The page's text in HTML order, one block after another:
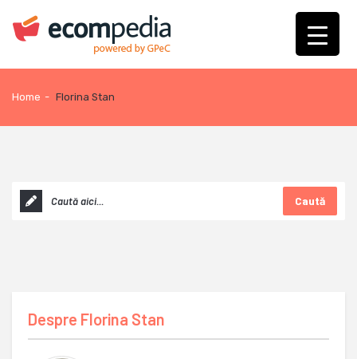
Home - Florina Stan
Caută
Despre Florina Stan